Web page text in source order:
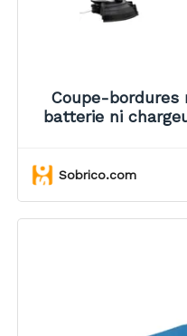
Coupe-bordures
batterie ni
Sobrico.com